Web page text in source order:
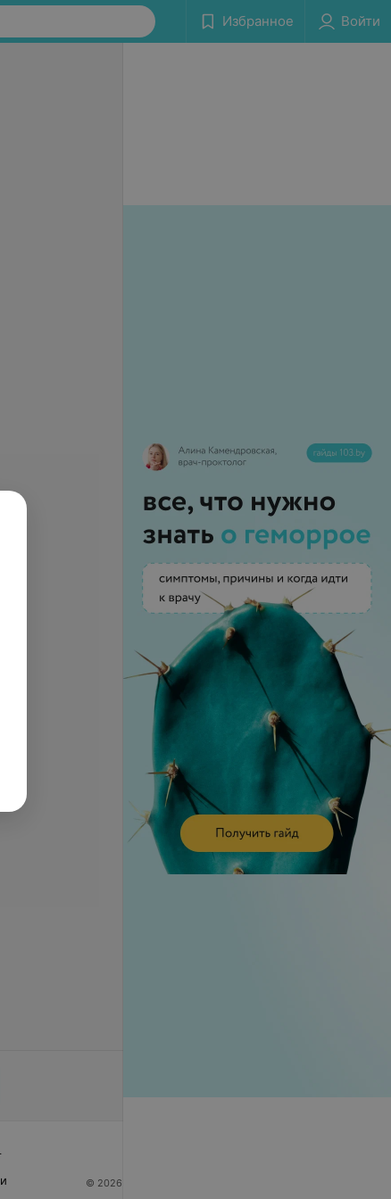
Избранное Войти
Удаление родинок лазером
Цена по запросу
© 2026 ООО «Артокс Лаб», УНП 191700409